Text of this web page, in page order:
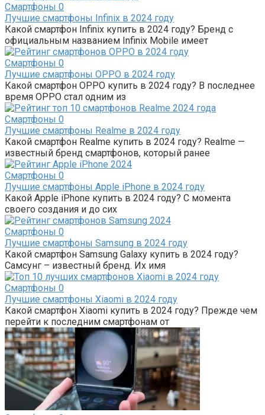
Смартфоны 0
Лучшие смартфоны Infinix в 2024 году
Какой смартфон Infinix купить в 2024 году? Бренд с
официальным названием Infinix Mobile имеет
Смартфоны 0
Лучшие смартфоны OPPO в 2024 году
Какой смартфон OPPO купить в 2024 году? В последнее
время OPPO стал одним из
Смартфоны 0
Лучшие смартфоны Realme в 2024 году
Какой смартфон Realme купить в 2024 году? Realme —
известный бренд смартфонов, который ранее
Смартфоны 0
Лучшие смартфоны Apple iPhone в 2024 году
Какой Apple iPhone купить в 2024 году? С момента
своего создания и до сих
Смартфоны 0
Лучшие смартфоны Samsung в 2024 году
Какой смартфон Samsung Galaxy купить в 2024 году?
Самсунг – известный бренд. Их имя
Смартфоны 0
Лучшие смартфоны Xiaomi в 2024 году
Какой смартфон Xiaomi купить в 2024 году? Прежде чем
перейти к последним смартфонам от